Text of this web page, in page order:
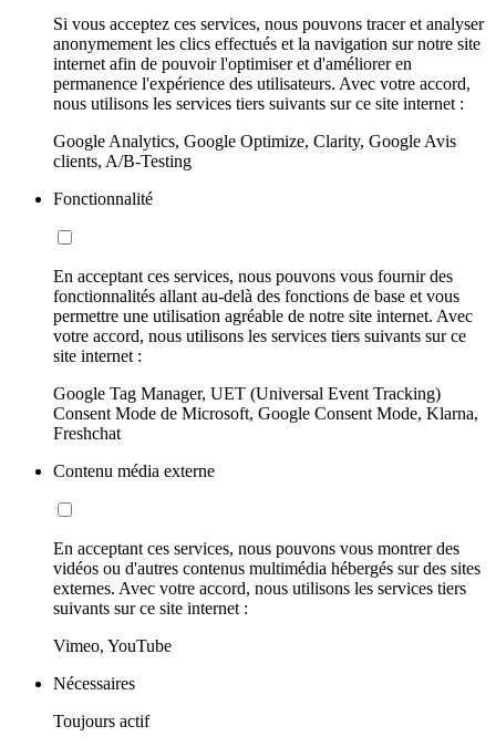
Si vous acceptez ces services, nous pouvons tracer et analyser
anonymement les clics effectués et la navigation sur notre site
internet afin de pouvoir l'optimiser et d'améliorer en
permanence l'expérience des utilisateurs. Avec votre accord,
nous utilisons les services tiers suivants sur ce site internet :
Google Analytics, Google Optimize, Clarity, Google Avis
clients, A/B-Testing
Fonctionnalité
En acceptant ces services, nous pouvons vous fournir des
fonctionnalités allant au-delà des fonctions de base et vous
permettre une utilisation agréable de notre site internet. Avec
votre accord, nous utilisons les services tiers suivants sur ce
site internet :
Google Tag Manager, UET (Universal Event Tracking)
Consent Mode de Microsoft, Google Consent Mode, Klarna,
Freshchat
Contenu média externe
En acceptant ces services, nous pouvons vous montrer des
vidéos ou d'autres contenus multimédia hébergés sur des sites
externes. Avec votre accord, nous utilisons les services tiers
suivants sur ce site internet :
Vimeo, YouTube
Nécessaires
Toujours actif